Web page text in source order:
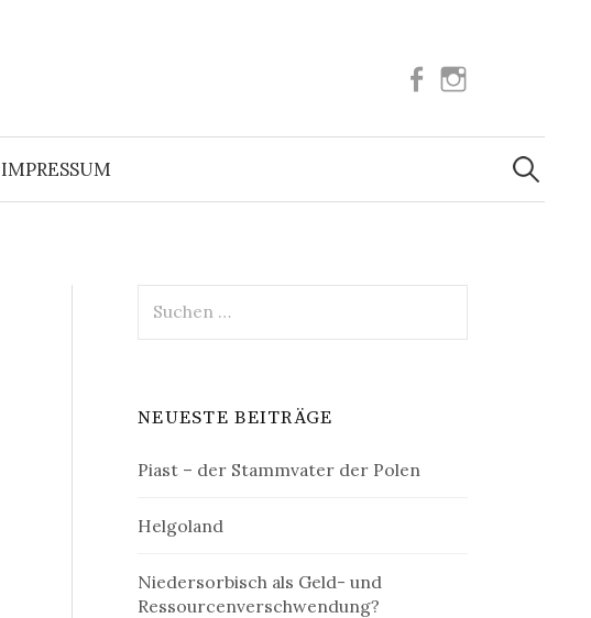
Facebook
IMPRESSUM
Suchen
nach:
nach:
NEUESTE BEITRÄGE
Piast – der Stammvater der Polen
Helgoland
Niedersorbisch als Geld- und
Ressourcenverschwendung?